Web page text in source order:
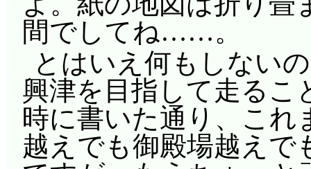
間でしてね……。
とはいえ何もしない
興津を目指して走るこ
時に書いた通り、これ
越えでも御殿場越えで